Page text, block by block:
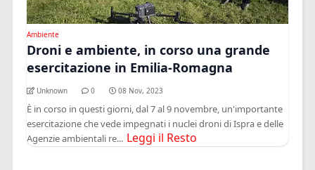
Ambiente
Droni e ambiente, in corso una grande
esercitazione in Emilia-Romagna
Unknown 0 08 Nov, 2023
È in corso in questi giorni, dal 7 al 9 novembre, un'importante
esercitazione che vede impegnati i nuclei droni di Ispra e delle
Agenzie ambientali re... Leggi il Resto